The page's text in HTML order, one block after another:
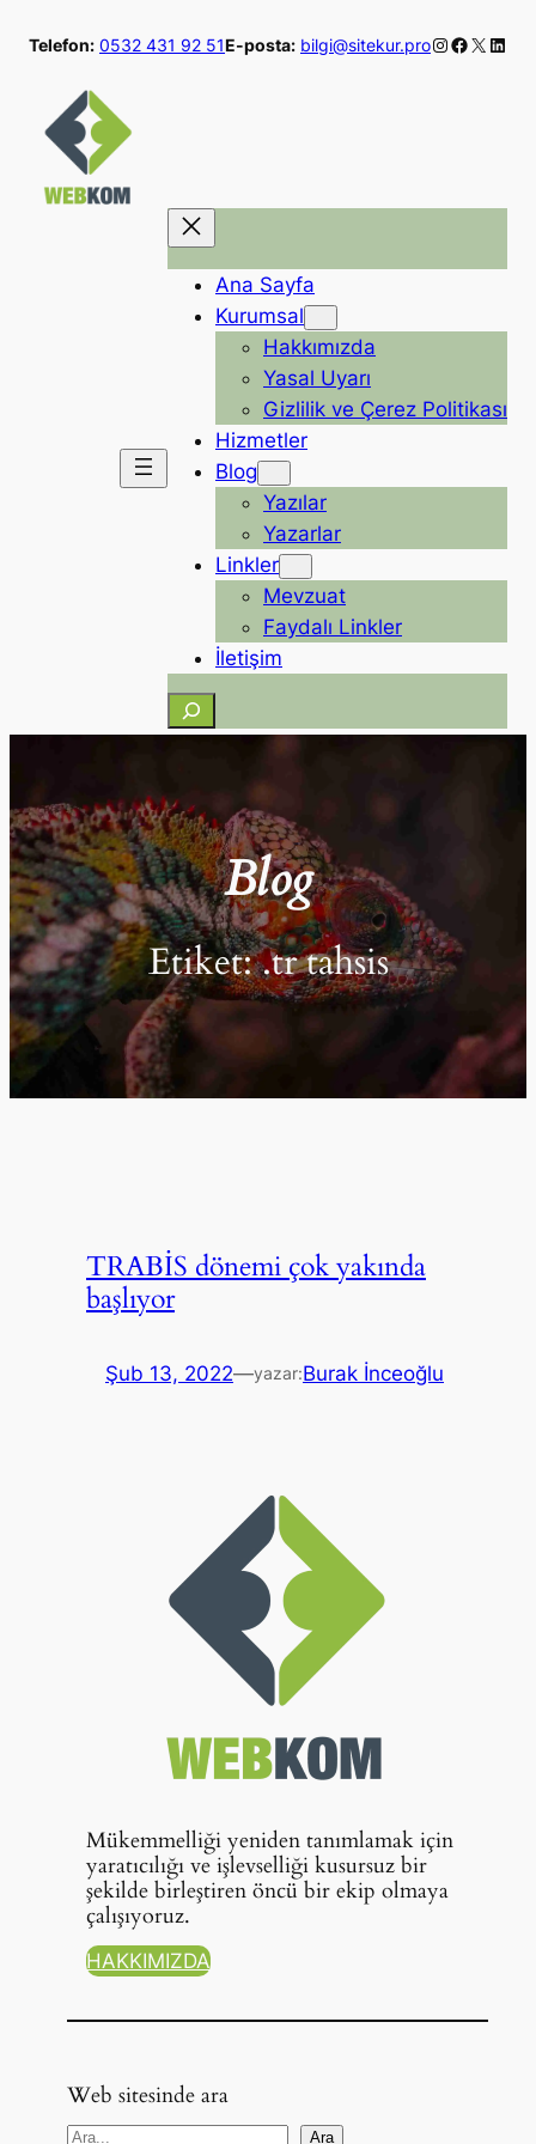
geç
Telefon: 0532 431 92 51E-posta: bilgi@sitekur.proInstagram
X
Ana Sayfa
Kurumsal
Hakkımızda
Yasal Uyarı
Gizlilik ve Çerez Politikası
Hizmetler
Blog
Yazılar
Yazarlar
Linkler
Mevzuat
Faydalı Linkler
İletişim
Ara
Blog
Etiket:.tr tahsis
TRABİS dönemi çok yakında
başlıyor
Şub 13, 2022—yazar:Burak İnceoğlu
Mükemmelliği yeniden tanımlamak için
yaratıcılığı ve işlevselliği kusursuz bir
şekilde birleştiren öncü bir ekip olmaya
çalışıyoruz.
HAKKIMIZDA
Web sitesinde ara
Ara